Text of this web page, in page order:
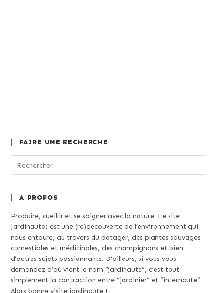
FAIRE UNE RECHERCHE
A PROPOS
Produire, cueillir et se soigner avec la nature. Le site
Jardinautes est une (re)découverte de l’environnement qui
nous entoure, au travers du potager, des plantes sauvages
comestibles et médicinales, des champignons et bien
d’autres sujets passionnants. D’ailleurs, si vous vous
demandez d’où vient le nom “jardinaute”, c’est tout
simplement la contraction entre “jardinier” et “internaute”.
Alors bonne visite jardinaute !